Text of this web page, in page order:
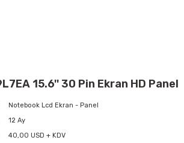
15.6'' 30 Pin Ekran HD Panel
Notebook Lcd Ekran - Panel
12 Ay
40,00 USD + KDV